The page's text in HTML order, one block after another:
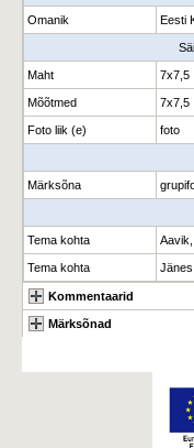
Omanik Eesti
Maht 7x7,5
Mõõtmed 7x7,5
Foto liik (e) foto
Märksõna
Tema kohta
Tema kohta
Kommentaarid
Märksõnad